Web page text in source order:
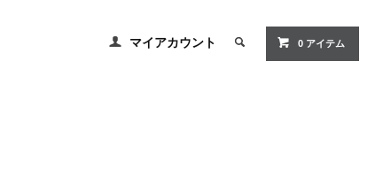
マイアカウント 0 アイテム